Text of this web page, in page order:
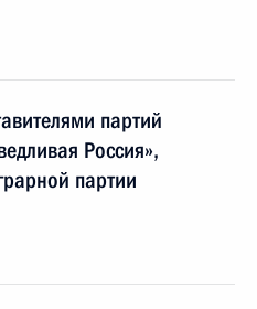
партий
Россия»,
партии